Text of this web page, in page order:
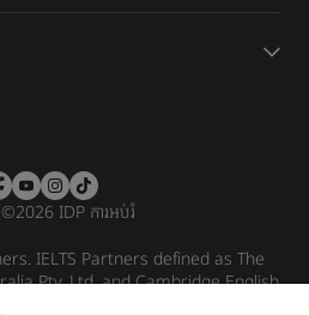
©2026 IDP ការអប់រំ
IELTS Partners defined as The
Pty. Ltd. and Cambridge English